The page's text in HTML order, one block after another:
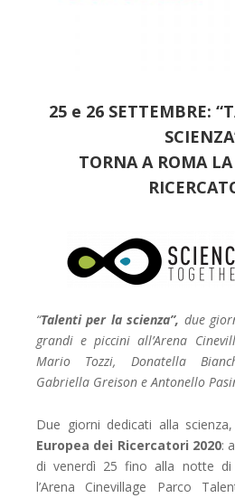
25 e 26 SETTEMBRE:
TORNA A ROMA
“Talenti per la scienza”, due
grandi e piccini all’Arena
Mario Tozzi, Donatella
Gabriella Greison e Antonello
Due giorni dedicati alla
Europea dei Ricercatori 2020:
di venerdì 25 fino alla notte
l’Arena Cinevillage Parco